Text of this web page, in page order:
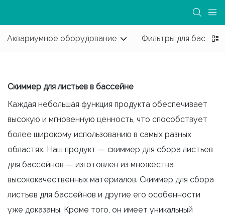
Аквариумное оборудование Фильтры для
Скиммер для листьев в бассейне
Каждая небольшая функция продукта обеспечивает
высокую и мгновенную ценность, что способствует
более широкому использованию в самых разных
областях. Наш продукт — скиммер для сбора листьев
для бассейнов — изготовлен из множества
высококачественных материалов. Скиммер для сбора
листьев для бассейнов и другие его особенности
уже доказаны. Кроме того, он имеет уникальный